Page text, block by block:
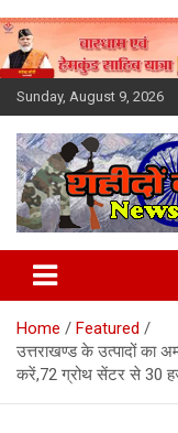
Skip
to
content
Sunday, August 9, 2026
Latest
News,
Hindi
Home
Featured
उत्तराखण्ड के उत्पादों का
करें,72 ग्रोथ सेंटर से 30